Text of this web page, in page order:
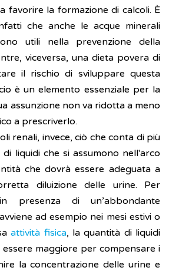
favorire la formazione di calcoli. È
che anche le acque minerali
utili nella prevenzione della
viceversa, una dieta povera di
il rischio di sviluppare questa
è un elemento essenziale per la
assunzione non va ridotta a meno
a prescriverlo.
renali, invece, ciò che conta di più
liquidi che si assumono nell'arco
che dovrà essere adeguata a
diluizione delle urine. Per
presenza di un’abbondante
ad esempio nei mesi estivi o
attività fisica, la quantità di liquidi
maggiore per compensare i
la concentrazione delle urine e